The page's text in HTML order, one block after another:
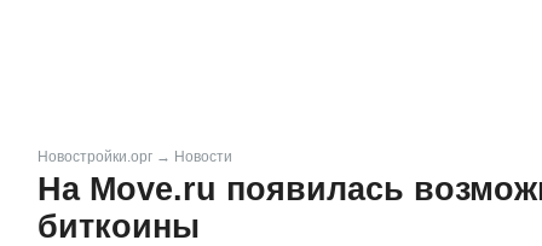
Новостройки.орг → Новости
На Move.ru появилась
биткоины